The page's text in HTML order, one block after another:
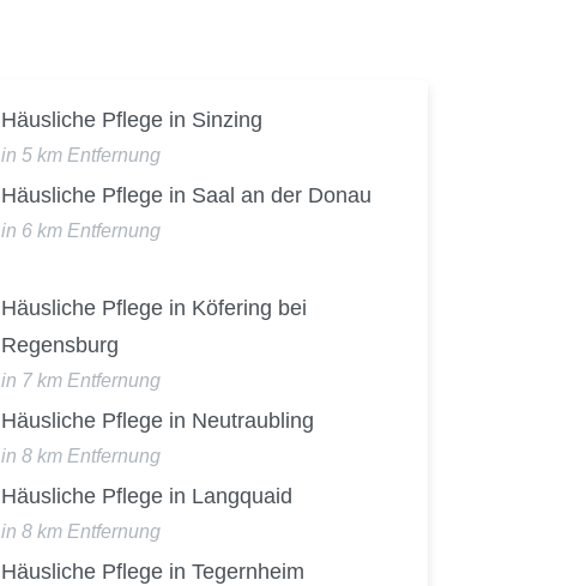
Häusliche Pflege in Sinzing
in 5 km Entfernung
Häusliche Pflege in Saal an der Donau
in 6 km Entfernung
Häusliche Pflege in Köfering bei
Regensburg
in 7 km Entfernung
Häusliche Pflege in Neutraubling
in 8 km Entfernung
Häusliche Pflege in Langquaid
in 8 km Entfernung
Häusliche Pflege in Tegernheim